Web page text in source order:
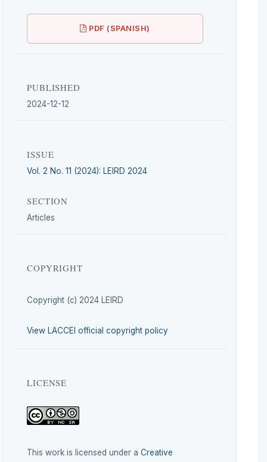
PDF (SPANISH)
PUBLISHED
2024-12-12
ISSUE
Vol. 2 No. 11 (2024): LEIRD 2024
SECTION
Articles
COPYRIGHT
Copyright (c) 2024 LEIRD
View LACCEI official copyright policy
LICENSE
This work is licensed under a Creative